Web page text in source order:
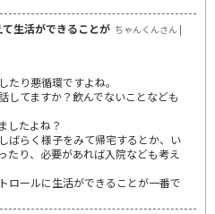
生活ができることが ちゃんくんさん |
たり悪循環ですよね。
してますか？飲んでないことなども
したよね？
ばらく様子をみて帰宅するとか、い
たり、必要があれば入院なども考え
ロールに生活ができることが一番で